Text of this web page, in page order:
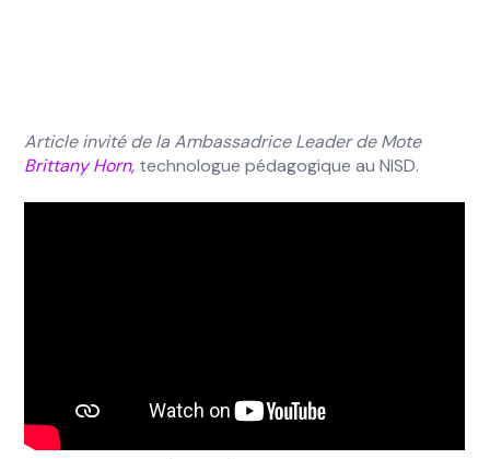
Article invité de la Ambassadrice Leader de Mote
Brittany Horn, technologue pédagogique au NISD.